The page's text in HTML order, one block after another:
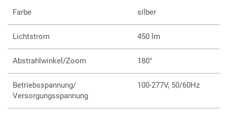
Einfaches Durchschleifen mit Hybrid-Kabeln
Integriertes Netzteil
Kompaktes und leichtes Design zur einfachen
Installation
DMX- und RDM-Steuerung
Farbe
silber
Lichtstrom 450 lm
Abstrahlwinkel/Zoom 180°
Betriebsspannung/
Versorgungsspannung
100-277V, 50/60Hz